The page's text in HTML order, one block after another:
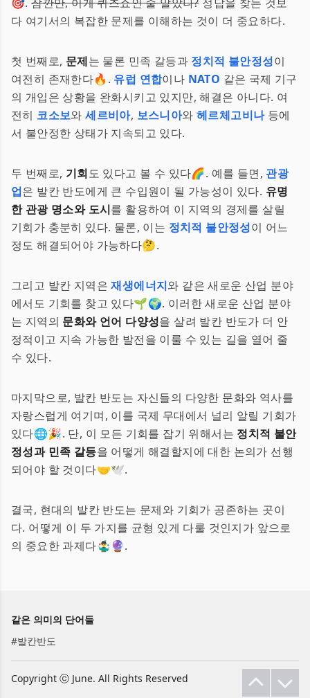
다 여기서의 복잡한 문제를 이해하는 것이 더 중요하다.
첫 번째로, 문제는 물론 민족 갈등과 정치적 불안정성이
여전히 존재한다🔥. 유럽 연합이나 NATO 같은 국제 기구
의 개입은 상황을 완화시키고 있지만, 해결은 아니다. 여
전히 코소보와세르비아, 보스니아와헤르체고비나등에
서 불안정한 상태가 지속되고 있다.
두 번째로, 기회도 있다고 볼 수 있다🌈. 예를 들면, 관광
업은 발칸 반도에게 큰 수입원이 될 가능성이 있다. 유명
한 관광 명소와 도시를 활용하여 이 지역의 경제를 살릴
기회가 충분히 있다. 물론, 이는 정치적 불안정성이 어느
정도 해결되어야 가능하다🤔.
그리고 발칸 지역은재생에너지와 같은 새로운 산업 분야
에서도 기회를 찾고 있다🌱🌍. 이러한 새로운 산업 분야
는 지역의 문화와 언어 다양성을 살려 발칸 반도가 더 안
정적이고 지속 가능한 발전을 이룰 수 있는 길을 열어 줄
수 있다.
마지막으로, 발칸 반도는 자신들의 다양한 문화와 역사를
자랑스럽게 여기며, 이를 국제 무대에서 널리 알릴 기회가
있다🌐🎉. 단, 이 모든 기회를 잡기 위해서는 정치적 불안
정성과 민족 갈등을 어떻게 해결할지에 대한 논의가 선행
되어야 할 것이다🤝🕊️.
결국, 현대의 발칸 반도는 문제와 기회가 공존하는 곳이
다. 어떻게 이 두 가지를 균형 있게 다룰 것인지가 앞으로
의 중요한 과제다🤹‍♂️🔮.
같은 의미의 단어들
#발칸반도
Copyright ⓒ June. All Rights Reserved